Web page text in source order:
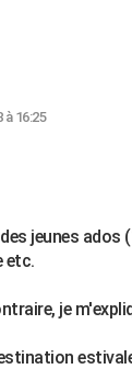
à 16:25
jeunes ados
etc.
je